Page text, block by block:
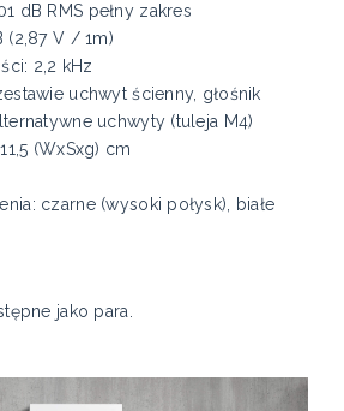
dB RMS pełny zakres
(2,87 V / 1m)
2,2 kHz
uchwyt ścienny, głośnik
uchwyty (tuleja M4)
(WxSxg) cm
czarne (wysoki połysk), białe
jako para.